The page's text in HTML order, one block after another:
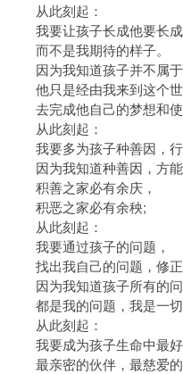
从此刻起：
我要让孩子长成他要长成
而不是我期待的样子。
因为我知道孩子并不属于
他只是经由我来到这个世
去完成他自己的梦想和
从此刻起：
我要多为孩子种善因，行
因为我知道种善因，方能
积善之家必有余庆，
积恶之家必有余秧;
从此刻起：
我要通过孩子的问题，
找出我自己的问题，修正
因为我知道孩子所有的
都是我的问题，我是一切
从此刻起：
我要成为孩子生命中最好
最亲密的伙伴，最慈爱的